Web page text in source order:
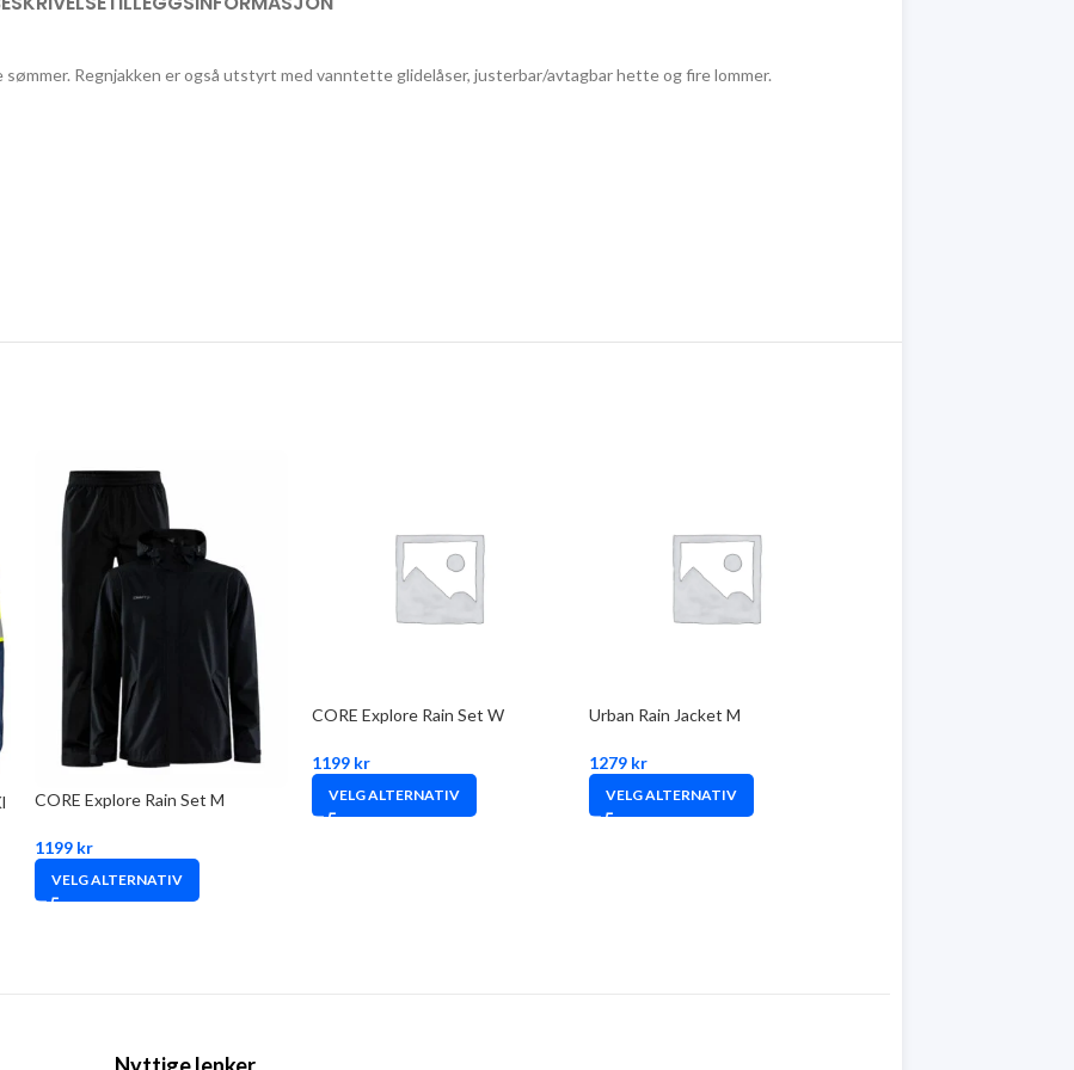
Regnjakken er også utstyrt med vanntette glidelåser, justerbar/avtagbar hette og fire lommer.
CORE Explore Rain Set M
1199 kr
VELG ALTERNATIV
CORE Explore Rain Set W
1199 kr
VELG ALTERNATIV
Urban Rain Jacket M
1279 kr
VELG ALTERNATIV